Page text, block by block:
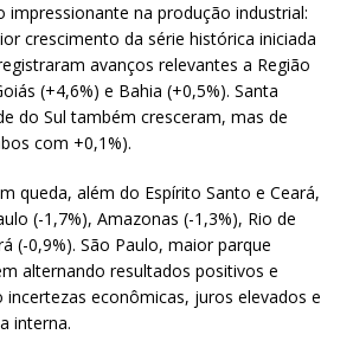
impressionante na produção industrial:
crescimento da série histórica iniciada
avanços relevantes a Região
(+4,6%) e Bahia (+0,5%). Santa
do Sul também cresceram, mas de
com +0,1%).
queda, além do Espírito Santo e Ceará,
(-1,7%), Amazonas (-1,3%), Rio de
(-0,9%). São Paulo, maior parque
alternando resultados positivos e
econômicas, juros elevados e
interna.